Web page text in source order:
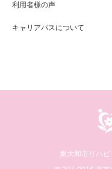
利用者様の声
キャリアパスについて
東大和市リハビ